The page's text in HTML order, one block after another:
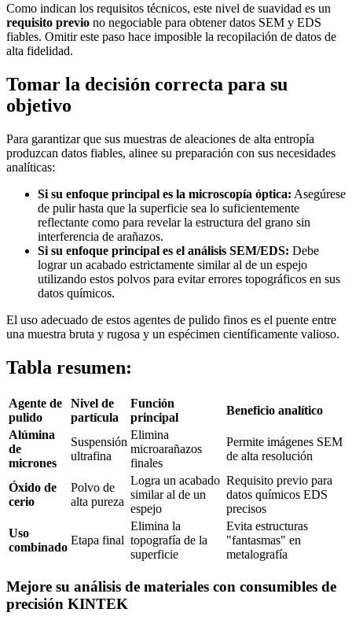
Como indican los requisitos técnicos, este nivel de suavidad es un
requisito previo no negociable para obtener datos SEM y EDS
fiables. Omitir este paso hace imposible la recopilación de datos de
alta fidelidad.
Tomar la decisión correcta para su
objetivo
Para garantizar que sus muestras de aleaciones de alta entropía
produzcan datos fiables, alinee su preparación con sus necesidades
analíticas:
Si su enfoque principal es la microscopía óptica: Asegúrese
de pulir hasta que la superficie sea lo suficientemente
reflectante como para revelar la estructura del grano sin
interferencia de arañazos.
Si su enfoque principal es el análisis SEM/EDS: Debe
lograr un acabado estrictamente similar al de un espejo
utilizando estos polvos para evitar errores topográficos en sus
datos químicos.
El uso adecuado de estos agentes de pulido finos es el puente entre
una muestra bruta y rugosa y un espécimen científicamente valioso.
Tabla resumen:
Agente de
pulido
Nivel de
partícula
Función
principal
Beneficio analítico
Alúmina
de
micrones
Suspensión
ultrafina
Elimina
microarañazos
finales
Permite imágenes SEM
de alta resolución
Óxido de
cerio
Polvo de
alta pureza
Logra un acabado
similar al de un
espejo
Requisito previo para
datos químicos EDS
precisos
Uso
combinado
Etapa final
Elimina la
topografía de la
superficie
Evita estructuras
"fantasmas" en
metalografía
Mejore su análisis de materiales con consumibles de
precisión KINTEK